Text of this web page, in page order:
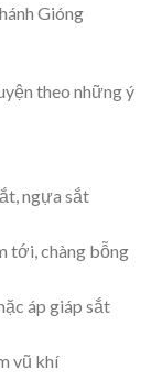
Gióng
theo những ý
ngựa sắt
tới, chàng bỗng
áp giáp sắt
vũ khí